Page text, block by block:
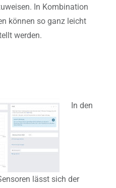
In Kombination
können so ganz leicht
werden.
In den
lässt sich der